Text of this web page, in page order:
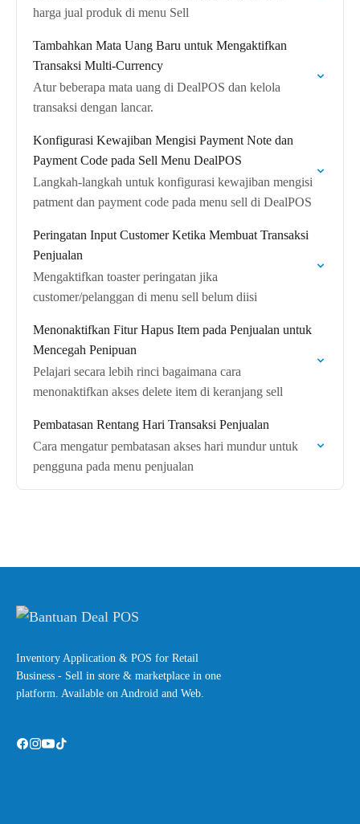
harga jual produk di menu Sell
Tambahkan Mata Uang Baru untuk Mengaktifkan
Transaksi Multi-Currency
Atur beberapa mata uang di DealPOS dan kelola
transaksi dengan lancar.
Konfigurasi Kewajiban Mengisi Payment Note dan
Payment Code pada Sell Menu DealPOS
Langkah-langkah untuk konfigurasi kewajiban mengisi
patment dan payment code pada menu sell di DealPOS
Peringatan Input Customer Ketika Membuat Transaksi
Penjualan
Mengaktifkan toaster peringatan jika
customer/pelanggan di menu sell belum diisi
Menonaktifkan Fitur Hapus Item pada Penjualan untuk
Mencegah Penipuan
Pelajari secara lebih rinci bagaimana cara
menonaktifkan akses delete item di keranjang sell
Pembatasan Rentang Hari Transaksi Penjualan
Cara mengatur pembatasan akses hari mundur untuk
pengguna pada menu penjualan
Inventory Application & POS for Retail
Business - Sell in store & marketplace in one
platform. Available on Android and Web.